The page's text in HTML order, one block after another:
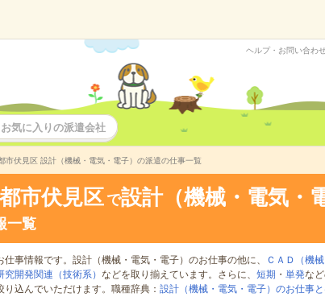
ヘルプ・お問い合わ
お気に入りの派遣会社
市伏見区 設計（機械・電気・電子）の派遣の仕事一覧
市伏見区 で設計（機械・電気・
一覧
仕事情報です。設計（機械・電気・電子）のお仕事の他に、 ＣＡＤ（機
究開発関連（技術系） などを取り揃えています。さらに、 短期 ・ 単発など
り込んでいただけます。職種辞典： 設計（機械・電気・電子）のお仕事と